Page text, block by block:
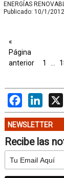
ENERGÍAS
Publicado: 10/1/2012
«
Página
anterior
1
Facebook X
NEWSLETTER
Recibe las